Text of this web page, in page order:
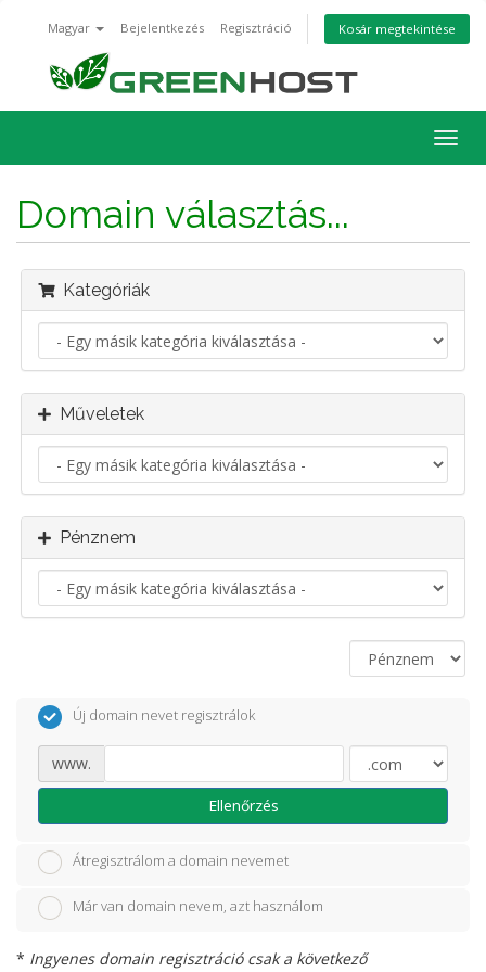
Magyar Bejelentkezés Regisztráció Kosár megtekintése
a
Domain választás...
Kategóriák
Műveletek
Pénznem
Új domain nevet regisztrálok
www.
Ellenőrzés
Átregisztrálom a domain nevemet
Már van domain nevem, azt használom
* Ingyenes domain regisztráció csak a következő